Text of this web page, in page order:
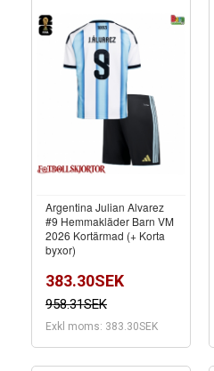
Argentina Julian Alvarez
#9 Hemmakläder Barn VM
2026 Kortärmad (+ Korta
byxor)
383.30SEK
958.31SEK
Exkl moms: 383.30SEK